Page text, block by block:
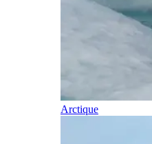
Arctique